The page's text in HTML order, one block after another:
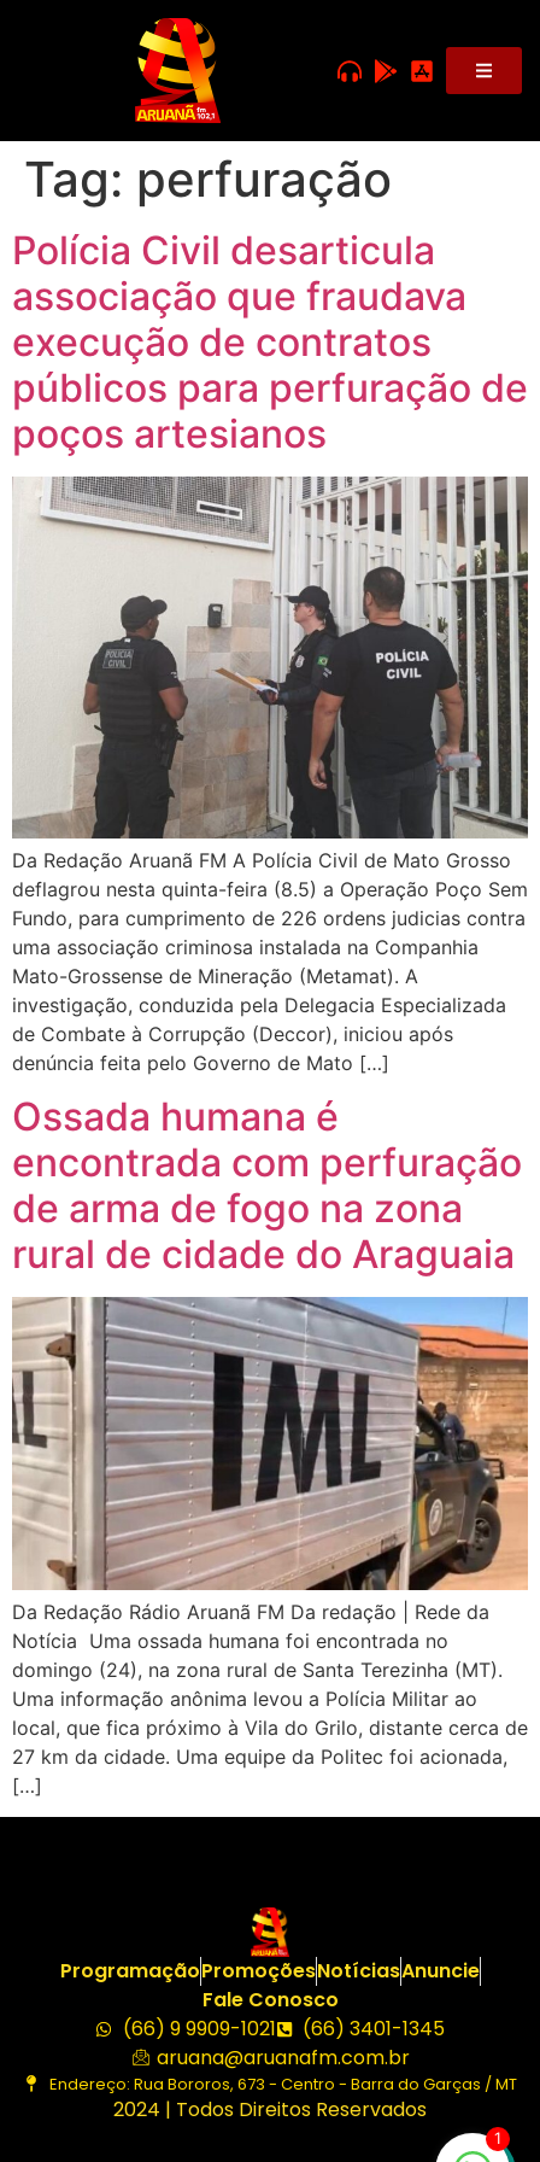
Tag: perfuração
Polícia Civil desarticula
associação que fraudava
execução de contratos
públicos para perfuração de
poços artesianos
Da Redação Aruanã FM A Polícia Civil de Mato Grosso
deflagrou nesta quinta-feira (8.5) a Operação Poço Sem
Fundo, para cumprimento de 226 ordens judicias contra
uma associação criminosa instalada na Companhia
Mato-Grossense de Mineração (Metamat). A
investigação, conduzida pela Delegacia Especializada
de Combate à Corrupção (Deccor), iniciou após
denúncia feita pelo Governo de Mato […]
Ossada humana é
encontrada com perfuração
de arma de fogo na zona
rural de cidade do Araguaia
Da Redação Rádio Aruanã FM Da redação | Rede da
Notícia Uma ossada humana foi encontrada no
domingo (24), na zona rural de Santa Terezinha (MT).
Uma informação anônima levou a Polícia Militar ao
local, que fica próximo à Vila do Grilo, distante cerca de
27 km da cidade. Uma equipe da Politec foi acionada,
[…]
ProgramaçãoPromoçõesNotíciasAnuncie
Fale Conosco
(66) 9 9909-1021
(66) 3401-1345
aruana@aruanafm.com.br
Endereço: Rua Bororos, 673 - Centro - Barra do Garças / MT
2024 | Todos Direitos Reservados
1